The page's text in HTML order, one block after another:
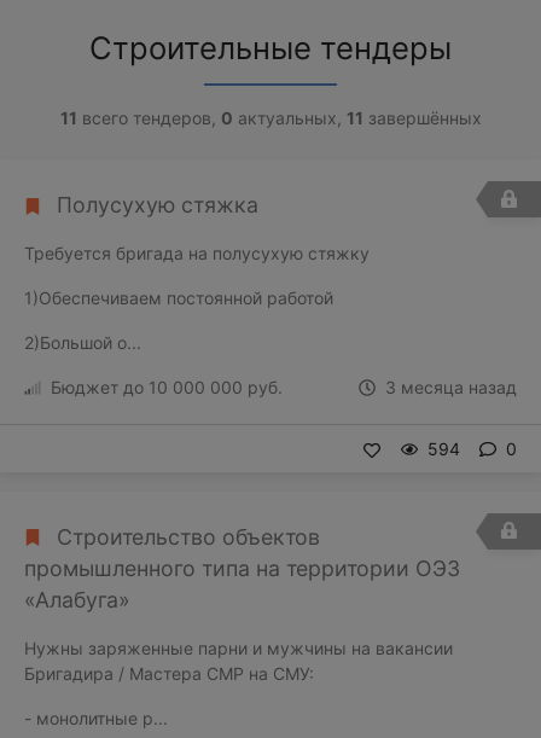
Строительные тендеры
11 всего тендеров, 0 актуальных, 11 завершённых
Полусухую стяжка
Требуется бригада на полусухую стяжку
1)Обеспечиваем постоянной работой
2)Большой о...
3 месяца назад
Бюджет до 10 000 000 руб.
594 0
Строительство объектов
промышленного типа на территории ОЭЗ
«Алабуга»
Нужны заряженные парни и мужчины на вакансии
Бригадира / Мастера СМР на СМУ:
- монолитные р...